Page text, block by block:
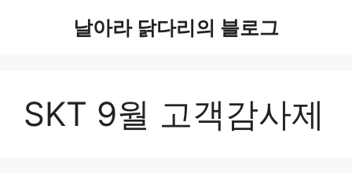
날아라 닭다리의 블로그
SKT 9월 고객감사제